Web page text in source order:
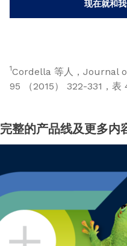
现在就和我
1Cordella 等人，Journal
95 （2015） 322-331，表
完整的产品线及更多内